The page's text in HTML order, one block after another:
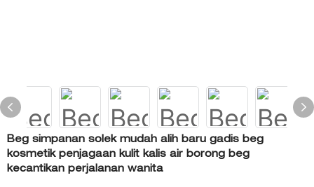
Beg simpanan solek mudah alih baru gadis beg
kosmetik penjagaan kulit kalis air borong beg
kecantikan perjalanan wanita